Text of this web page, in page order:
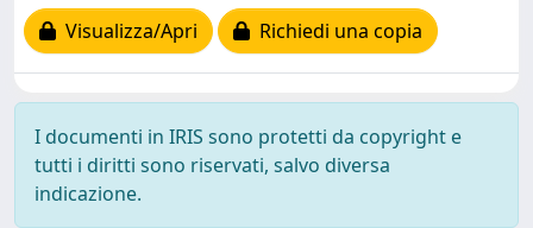
Visualizza/Apri
Richiedi una copia
I documenti in IRIS sono protetti da copyright e
tutti i diritti sono riservati, salvo diversa
indicazione.